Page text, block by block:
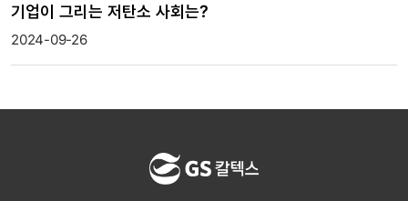
기업이 그리는 저탄소 사회는?
2024-09-26